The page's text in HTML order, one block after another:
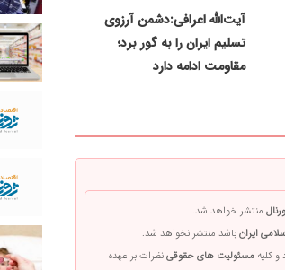
آیت‌الله اعرافی:دشمن آرزوی
تسلیم ایران را به گور برد؛
مقاومت ادامه دارد
منتشر خواهد شد.
ایرانباشد منتشر نخواهد شد.
کلیه مسئولیت های حقوقینظرات بر عهده